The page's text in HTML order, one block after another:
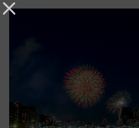
む完全ガイド＆鉄道アクセスの
ススメ